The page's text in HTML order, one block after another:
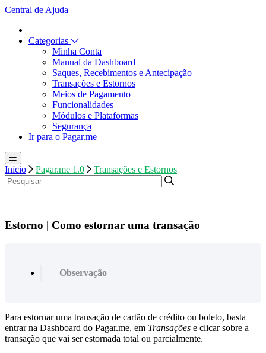
Central de Ajuda
Categorias
Minha Conta
Manual da Dashboard
Saques, Recebimentos e Antecipação
Transações e Estornos
Meios de Pagamento
Funcionalidades
Módulos e Plataformas
Segurança
Ir para o Pagar.me
Início Pagar.me 1.0 Transações e Estornos
Estorno | Como estornar uma transação
Observação
Para estornar uma transação de cartão de crédito ou boleto, basta
entrar na Dashboard do Pagar.me, em Transações e clicar sobre a
transação que vai ser estornada total ou parcialmente.